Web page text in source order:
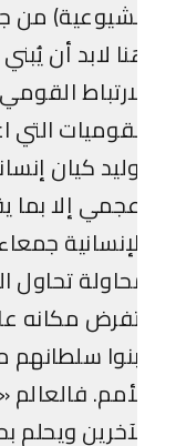
من جانب
لابد أن يُبني
القومي،
التي
كيان
إلا بما
جمعاء.
تحاول
مكانه عالم
سلطانهم من
فالعالم
ويحلم